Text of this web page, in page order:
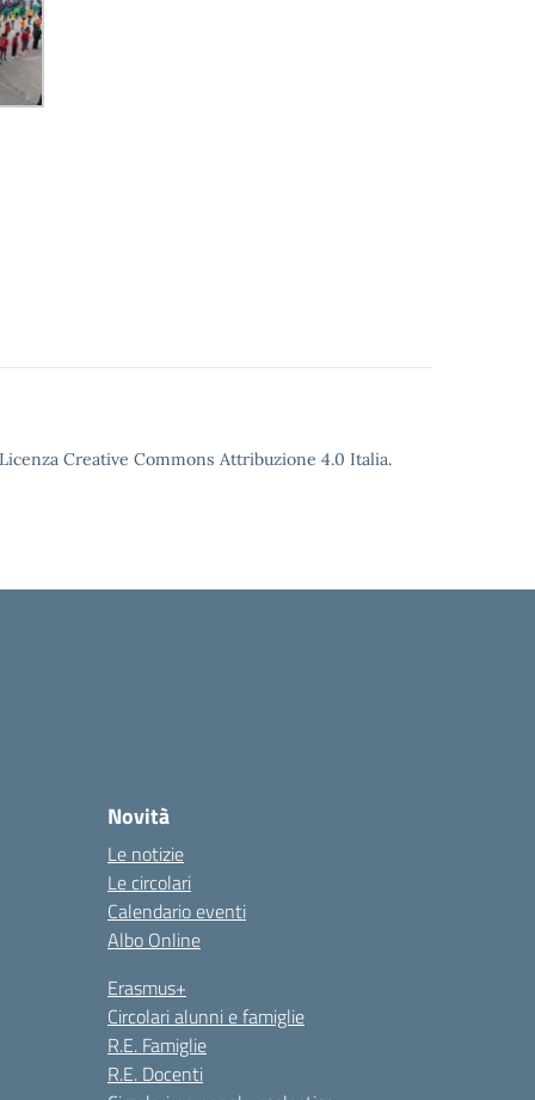
Creative Commons Attribuzione 4.0 Italia.
Novità
Le notizie
Le circolari
Calendario eventi
Albo Online
Erasmus+
Circolari alunni e famiglie
R.E. Famiglie
R.E. Docenti